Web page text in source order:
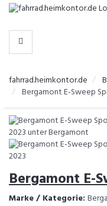
-
HERSTELLER
fahrrad.heimkontor.de
Bergamont E-Sweep
Bergamont E-
Marke / Kategorie: